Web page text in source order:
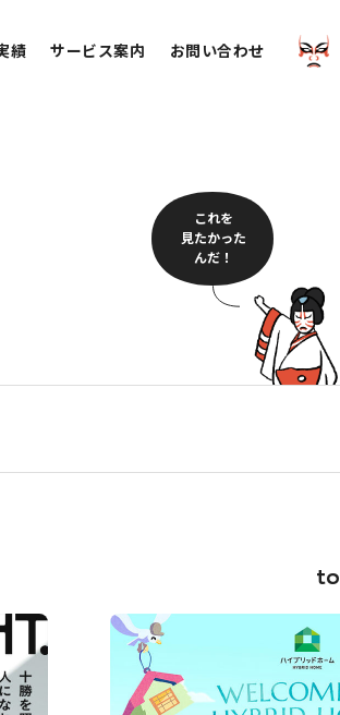
績 サービス案内 お問い合わせ
これを
見たかった
んだ！
ク・医療 介護・福祉
食品・飲食
ルページ ECサイト
WEBメディア
to